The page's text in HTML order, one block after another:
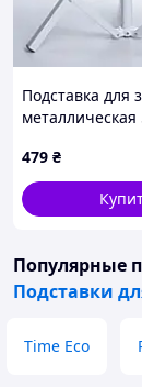
Подставка для
металлическая
479 ₴
Популярные
Подставки
Time Eco